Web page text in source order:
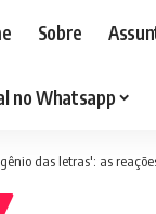
Sobre
no Whatsapp
das letras': as